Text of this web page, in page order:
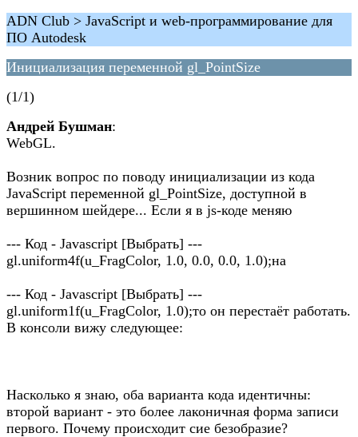
ADN Club > JavaScript и web-программирование для
ПО Autodesk
Инициализация переменной gl_PointSize
(1/1)
Андрей Бушман:
WebGL.
Возник вопрос по поводу инициализации из кода
JavaScript переменной gl_PointSize, доступной в
вершинном шейдере... Если я в js-коде меняю
--- Код - Javascript [Выбрать] ---
gl.uniform4f(u_FragColor, 1.0, 0.0, 0.0, 1.0);на
--- Код - Javascript [Выбрать] ---
gl.uniform1f(u_FragColor, 1.0);то он перестаёт работать.
В консоли вижу следующее:
Насколько я знаю, оба варианта кода идентичны:
второй вариант - это более лаконичная форма записи
первого. Почему происходит сие безобразие?